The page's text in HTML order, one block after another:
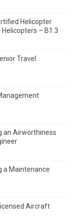
Helicopter
– B1.3
Travel
an Airworthiness
a Maintenance
Aircraft